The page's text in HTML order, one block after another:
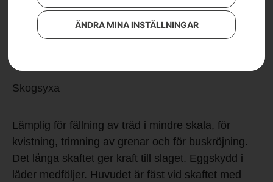
ÄNDRA MINA INSTÄLLNINGAR
Skogsyxa
Artikelnummer: 576926201
Varumärken
Skogsyxa
Lämplig för fällning av träd i mindre skala, för
kvistning, trimning av grenar och för buskröjning.
Det långa skaftet ger kraft till slaget. Eggskydd i
läder medföljer. Huvudet är fäst vid skaftet med